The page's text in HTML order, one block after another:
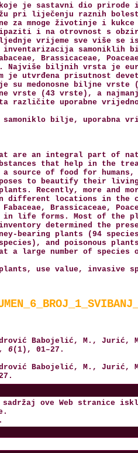
je sastavni dio prirode
pri liječenju raznih
za mnoge životinje i
i na otrovnost s
vrijeme sve više se
inventarizacija
Brassicaceae,
Najviše biljnih vrsta je
je utvrđena prisutnost
su medonosne biljne
vrste (43 vrste), a
različite uporabne
samoniklo bilje, uporabna
an integral part of
that help in the
source of food for
to beautify their
Recently, more and
different locations in
Brassicaceae,
in life forms. Most of the
inventory determined the
bearing plants (94
and poisonous
a large number of
use value, invasive
Babojelić, M., Jurić,
6(1), 01–27.
Babojelić, M.,
ove Web stranice
.
.